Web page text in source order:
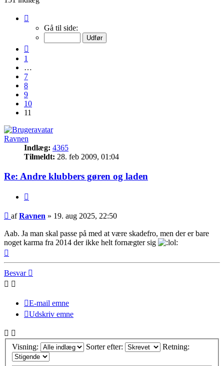
Gå til side:
1
…
7
8
9
10
11
Ravnen
Indlæg: 4365
Tilmeldt: 28. feb 2009, 01:04
Re: Andre klubbers gøren og laden
Indlæg
afRavnen » 19. aug 2025, 22:50
Aab. Ja man skal passe på med at være skadefro, men der er bare
noget karma fra 2014 der ikke helt fornægter sig
Besvar
E-mail emne
Udskriv emne
Visning: Sorter efter: Retning: